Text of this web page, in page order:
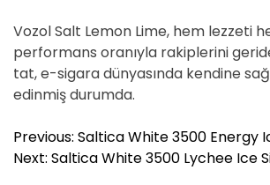
Vozol Salt Lemon Lime, hem lezzeti
performans oranıyla rakiplerini
tat, e-sigara dünyasında kendine
edinmiş durumda.
Y
a
Previous: Saltica White 3500 Energy
Next: Saltica White 3500 Lychee Ice